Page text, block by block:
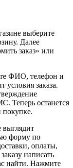
выберите
Далее
заказ» или
ФИО, телефон и
условия заказа.
Теперь останется
покупке.
выглядит
форму по
оплаты,
написать
найти. Нажмите